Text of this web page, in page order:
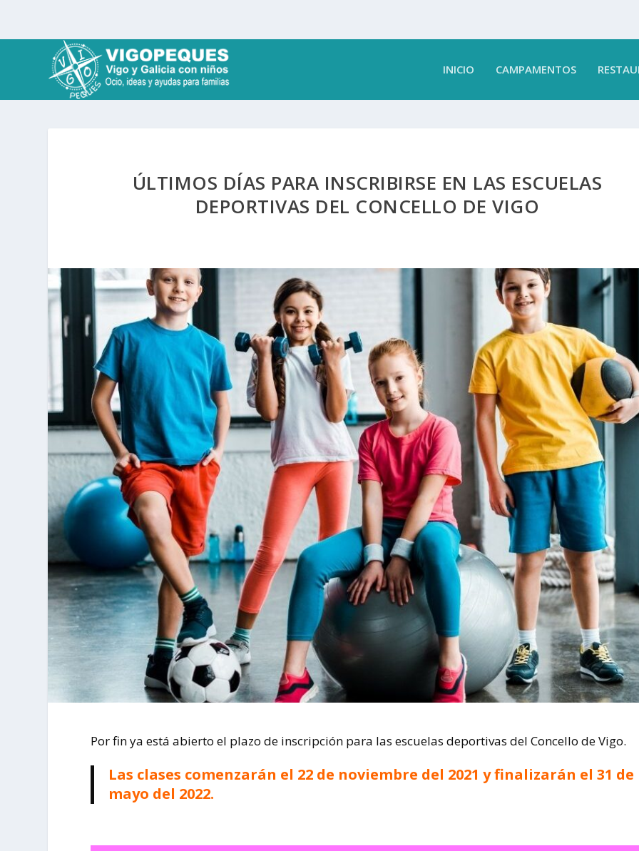
INICIO CAMPAMENTOS
ÚLTIMOS DÍAS PARA INSCRIBIRSE EN LAS ESCUELAS
DEPORTIVAS DEL CONCELLO DE VIGO
Por fin ya está abierto el plazo de inscripción para las escuelas deportivas del Concello de Vigo.
Las clases comenzarán el 22 de noviembre del 2021 y finalizarán el 31 de
mayo del 2022.